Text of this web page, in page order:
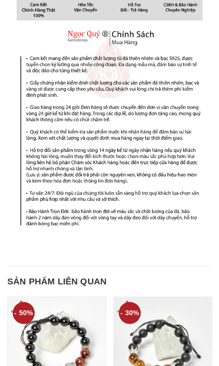
SẢN PHẨM LIÊN QUAN
- 50% - 30%